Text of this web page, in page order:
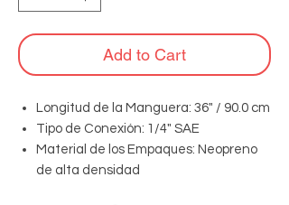
Add to Cart
Longitud de la Manguera: 36" / 90.0 cm
Tipo de Conexión: 1/4" SAE
Material de los Empaques: Neopreno
de alta densidad